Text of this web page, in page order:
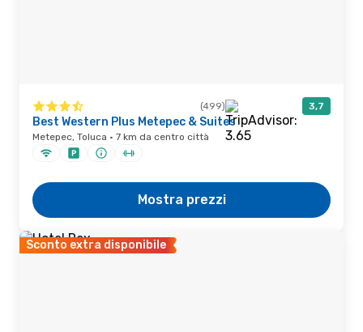
(499) 3,7
Best Western Plus Metepec & Suites
Metepec, Toluca · 7 km da centro città
Mostra prezzi
Sconto extra disponibile